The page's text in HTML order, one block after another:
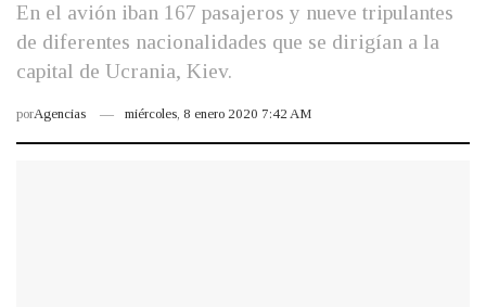
En el avión iban 167 pasajeros y nueve tripulantes
de diferentes nacionalidades que se dirigían a la
capital de Ucrania, Kiev.
porAgencias miércoles, 8 enero 2020 7:42 AM